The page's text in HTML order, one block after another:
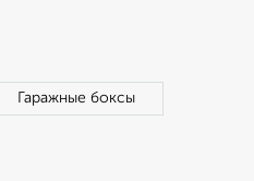
Гаражные боксы